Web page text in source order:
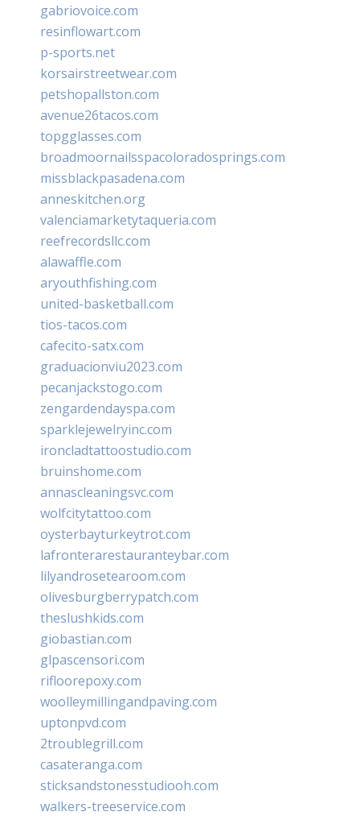
gabriovoice.com
resinflowart.com
p-sports.net
korsairstreetwear.com
petshopallston.com
avenue26tacos.com
topgglasses.com
broadmoornailsspacoloradosprings.com
missblackpasadena.com
anneskitchen.org
valenciamarketytaqueria.com
reefrecordsllc.com
alawaffle.com
aryouthfishing.com
united-basketball.com
tios-tacos.com
cafecito-satx.com
graduacionviu2023.com
pecanjackstogo.com
zengardendayspa.com
sparklejewelryinc.com
ironcladtattoostudio.com
bruinshome.com
annascleaningsvc.com
wolfcitytattoo.com
oysterbayturkeytrot.com
lafronterarestauranteybar.com
lilyandrosetearoom.com
olivesburgberrypatch.com
theslushkids.com
giobastian.com
glpascensori.com
rifloorepoxy.com
woolleymillingandpaving.com
uptonpvd.com
2troublegrill.com
casateranga.com
sticksandstonesstudiooh.com
walkers-treeservice.com